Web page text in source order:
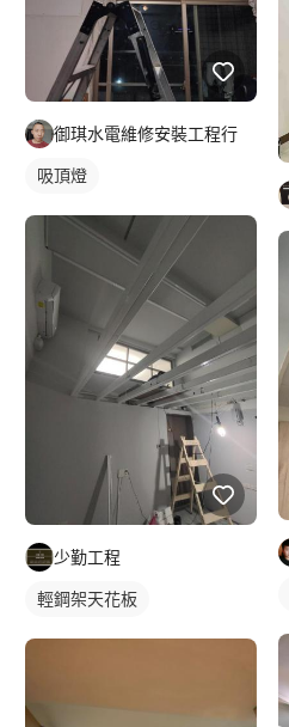
御琪水電維修安裝工程行
吸頂燈
少勤工程
輕鋼架天花板